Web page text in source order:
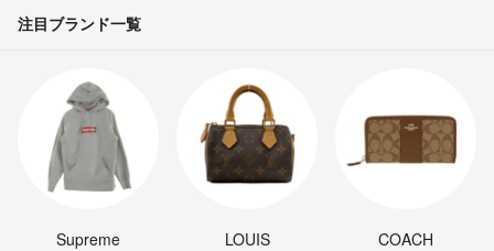
注目ブランド一覧
Supreme
LOUIS
COACH